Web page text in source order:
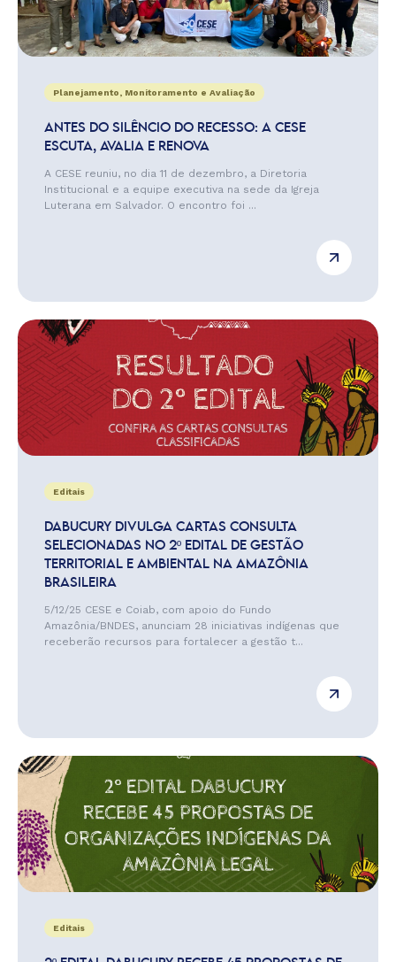
Planejamento, Monitoramento e Avaliação
ANTES DO SILÊNCIO DO RECESSO: A CESE
ESCUTA, AVALIA E RENOVA
A CESE reuniu, no dia 11 de dezembro, a Diretoria
Institucional e a equipe executiva na sede da Igreja
Luterana em Salvador. O encontro foi ...
Editais
DABUCURY DIVULGA CARTAS CONSULTA
SELECIONADAS NO 2º EDITAL DE GESTÃO
TERRITORIAL E AMBIENTAL NA AMAZÔNIA
BRASILEIRA
5/12/25 CESE e Coiab, com apoio do Fundo
Amazônia/BNDES, anunciam 28 iniciativas indígenas que
receberão recursos para fortalecer a gestão t...
Editais